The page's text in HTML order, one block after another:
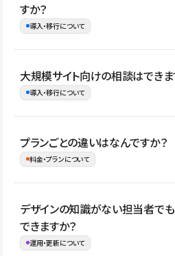
グ・メディア、イベントサイト、店舗
ォリオなど幅広く制作できます。
すか？
導入・移行について
はい。既存サイトの構成やコンテンツ
Studio上に再構築する形で移行できま
イト全体のデザインや設定がそのまま
め、移行後にページ構成やデザイン、
大規模サイト向けの相談はできま
導入・移行について
はい。アクセス規模が大きいサイトや
理、セキュリティ確認、既存システ
ない段階でも、お問い合わせください
お問合せはこちら
プランごとの違いはなんですか？
料金・プランについて
公開ページ数、バージョン履歴の期間
管理の有無などがプランごとに異な
ージをご覧ください。
デザインの知識がない担当者でも
できますか？
運用・更新について